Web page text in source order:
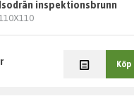
isodrän inspektionsbrunn
Köp